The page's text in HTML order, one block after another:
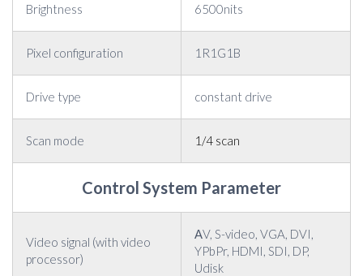
Brightness 6500nits
Pixel configuration 1R1G1B
Drive type constant drive
Scan mode 1/4 scan
Control System Parameter
Video signal (with video
processor)
ΑV, S-video, VGA, DVI,
YPbPr, HDMI, SDI, DP,
Udisk